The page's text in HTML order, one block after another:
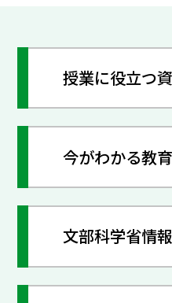
授業に役立つ
今がわかる教
文部科学省情報